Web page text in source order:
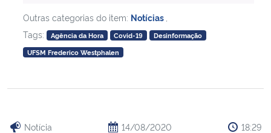
Outras categorias do item: Notícias
Tags:
Agência da Hora Covid-19
Desinformação
UFSM Frederico Westphalen
Notícia 14/08/2020 18:29